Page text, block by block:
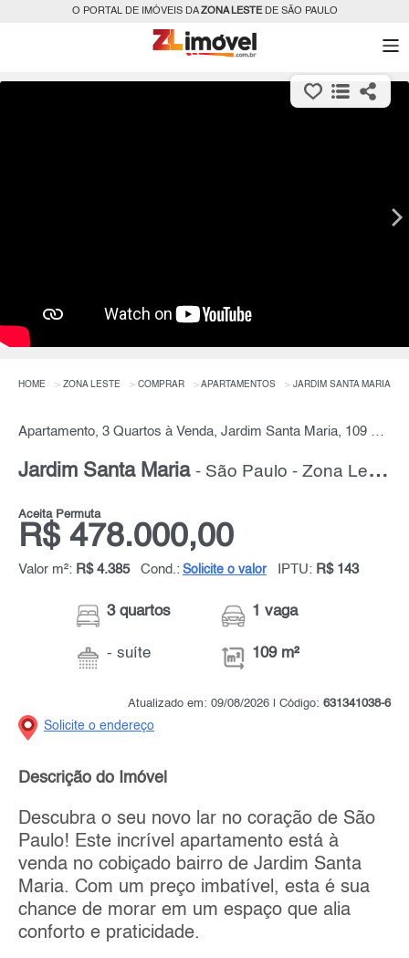
O PORTAL DE IMÓVEIS DAZONA LESTEDE SÃO PAULO
HOME ZONA LESTE COMPRAR APARTAMENTOS JARDIM SANTA MARIA
Apartamento, 3 Quartos à Venda, Jardim Santa Maria, 109 m² por R$ 478.000,00
Jardim Santa Maria - São Paulo - Zona Leste
Aceita Permuta
R$ 478.000,00
Valor m²: R$ 4.385 Cond.: Solicite o valor IPTU: R$ 143
3 quartos
- suíte
1 vaga
109 m²
Atualizado em: 09/08/2026 | Código: 631341038-6
Solicite o endereço
Descrição do Imóvel
Descubra o seu novo lar no coração de São
Paulo! Este incrível apartamento está à
venda no cobiçado bairro de Jardim Santa
Maria. Com um preço imbatível, esta é sua
chance de morar em um espaço que alia
conforto e praticidade.